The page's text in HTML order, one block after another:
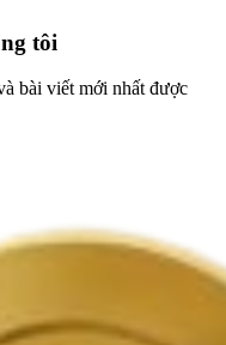
tôi
bài viết mới nhất được